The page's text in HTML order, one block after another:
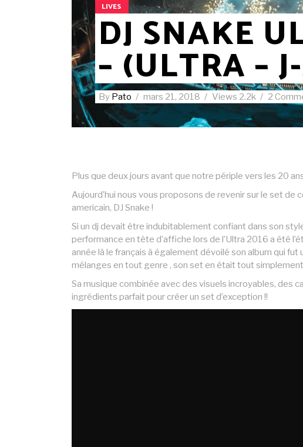
LIVES
DJ SNAKE
– (ULTRA –
By Pato mars 21, 2018 Views 2.2k 2
Plus que deux jours avant que notre périple vers les 20
Aujourd’hui nous vous proposons de revenir sur le set de
americain, DJ Snake !
Si un dj devait être indubitablement confiant dans son
performance en tête d’affiche lors de l’Ultra 2016 a été
année là le français à également dévoilé son album qui
mélanges en tout genre , son set en était tout
Sa musique combinée avec des visuels incroyables, des
ingrédients parfait pour créer un set d’exception !!